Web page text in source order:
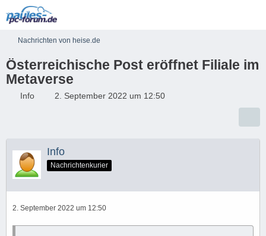
Nachrichten von heise.de
Österreichische Post eröffnet Filiale im
Metaverse
Info 2. September 2022 um 12:50
Info
Nachrichtenkurier
2. September 2022 um 12:50